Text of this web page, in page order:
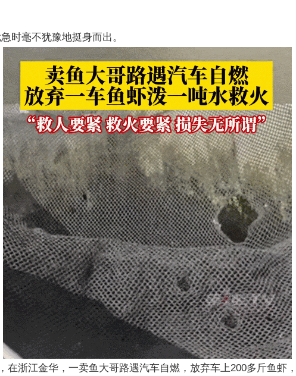
时毫不犹豫地挺身而出。
在浙江金华，一卖鱼大哥路遇汽车自燃，放弃车上200多斤鱼虾